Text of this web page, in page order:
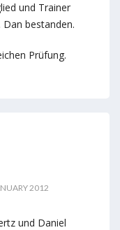
und Trainer
bestanden.
Prüfung.
2012
und Daniel